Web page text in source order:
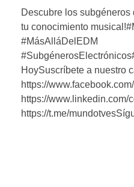
Descubre los
tu conocimiento
#MásAlláDelEDM
HoySuscríbete a nuestro
https://
https://www.linkedin.com/
https://t.me/